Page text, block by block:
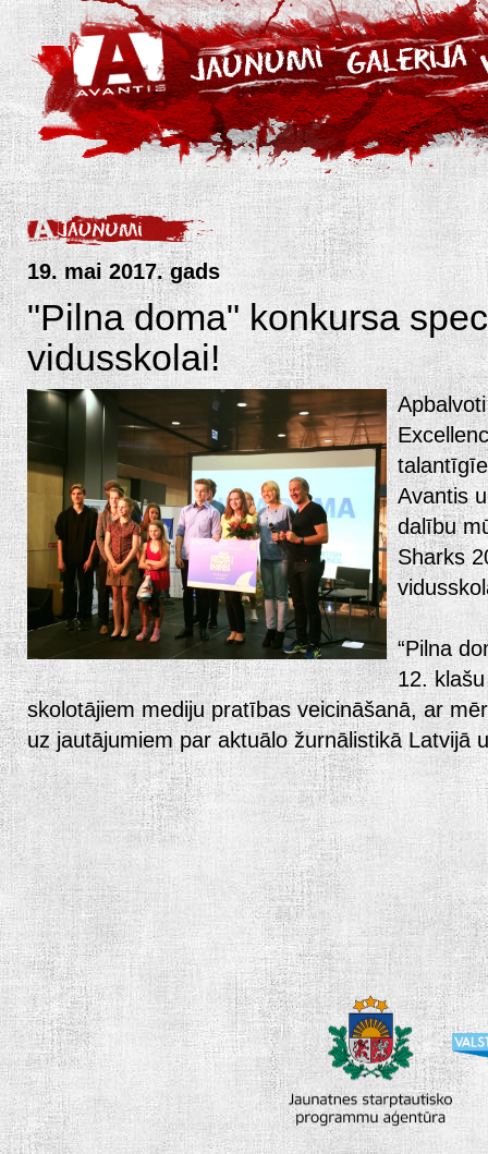
19. mai 2017. gads
"Pilna doma" konkursa
vidusskolai!
Avantis
dalību
Sharks
“Pilna
12.
skolotājiem mediju pratības veicināšanā, ar
uz jautājumiem par aktuālo žurnālistikā Latvijā